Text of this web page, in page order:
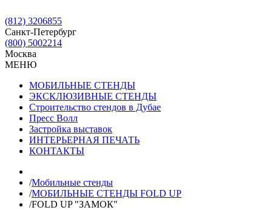
(812) 3206855
Санкт-Петербург
(800) 5002214
Москва
МЕНЮ
МОБИЛЬНЫЕ СТЕНДЫ
ЭКСКЛЮЗИВНЫЕ СТЕНДЫ
Строительство стендов в Дубае
Пресс Волл
Застройка выставок
ИНТЕРЬЕРНАЯ ПЕЧАТЬ
КОНТАКТЫ
/Мобильные стенды
/МОБИЛЬНЫЕ СТЕНДЫ FOLD UP
/FOLD UP "ЗАМОК"